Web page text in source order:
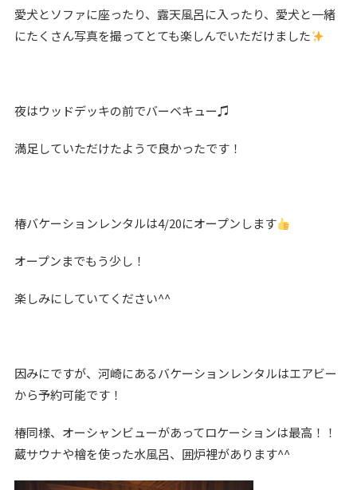
愛犬とソファに座ったり、露天風呂に入ったり、愛犬と一緒
にたくさん写真を撮ってとても楽しんでいただけました
夜はウッドデッキの前でバーベキュー♫
満足していただけたようで良かったです！
椿バケーションレンタルは4/20にオープンします
オープンまでもう少し！
楽しみにしていてください^^
因みにですが、河崎にあるバケーションレンタルはエアビー
から予約可能です！
椿同様、オーシャンビューがあってロケーションは最高！！
蔵サウナや檜を使った水風呂、囲炉裡があります^^